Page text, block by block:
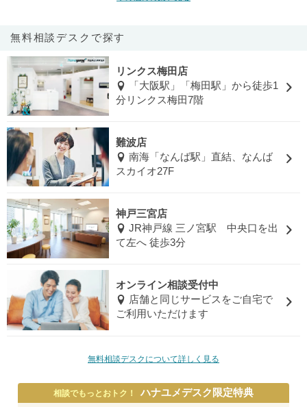
無料相談デスクで探す
リンクス梅田店
「大阪駅」「梅田駅」から徒歩1
分リンクス梅田7階
難波店
南海「なんば駅」直結、なんば
スカイオ27F
神戸三宮店
JR神戸線 三ノ宮駅 中央口を出
て左へ 徒歩3分
オンライン相談受付中
店舗と同じサービスをご自宅で
ご利用いただけます
無料相談デスクについて詳しく見る
相談でもっとおトク！ ハナユメデスク限定特典